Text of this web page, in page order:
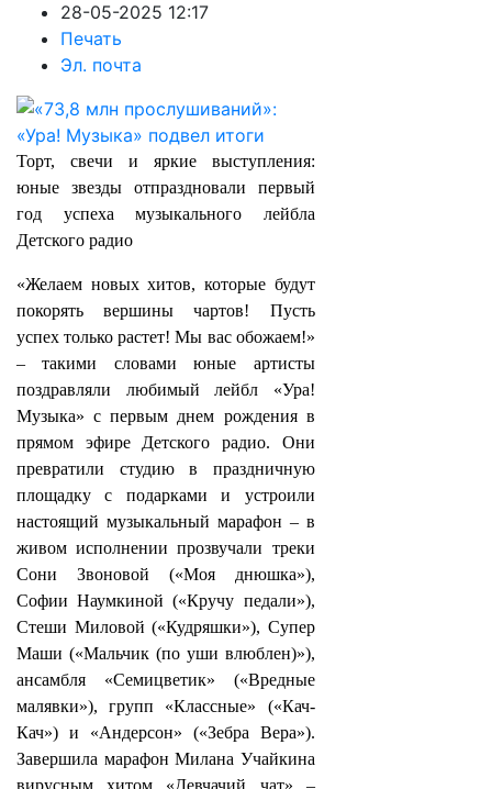
28-05-2025 12:17
Печать
Эл. почта
Торт, свечи и яркие выступления:
юные звезды отпраздновали первый
год успеха музыкального лейбла
Детского радио
«Желаем новых хитов, которые будут
покорять вершины чартов! Пусть
успех только растет! Мы вас обожаем!»
– такими словами юные артисты
поздравляли любимый лейбл «Ура!
Музыка» с первым днем рождения в
прямом эфире Детского радио. Они
превратили студию в праздничную
площадку с подарками и устроили
настоящий музыкальный марафон – в
живом исполнении прозвучали треки
Сони Звоновой («Моя днюшка»),
Софии Наумкиной («Кручу педали»),
Стеши Миловой («Кудряшки»), Супер
Маши («Мальчик (по уши влюблен)»),
ансамбля «Семицветик» («Вредные
малявки»), групп «Классные» («Кач-
Кач») и «Андерсон» («Зебра Вера»).
Завершила марафон Милана Учайкина
вирусным хитом «Девчачий чат» –